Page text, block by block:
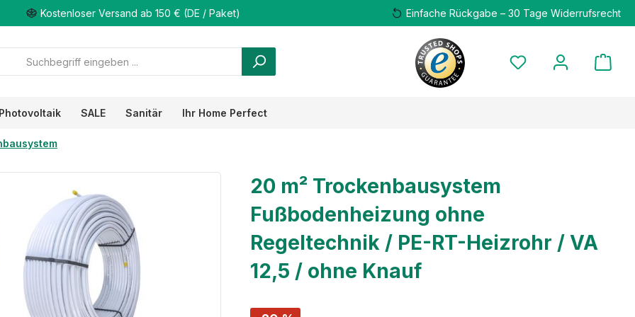
Kostenloser Versand ab 150 € (DE / Paket) Einfache Rückgabe – 30 Tage Widerrufsrecht
Photovoltaik SALE Sanitär Ihr Home Perfect
20 m² Trockenbausystem
Fußbodenheizung ohne
Regeltechnik / PE-RT-Heizrohr / VA
12,5 / ohne Knauf